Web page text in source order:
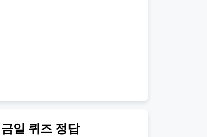
금일 퀴즈 정답